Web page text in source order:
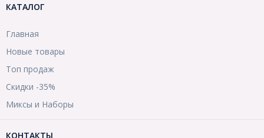
КАТАЛОГ
Главная
Новые товары
Топ продаж
Скидки -35%
Миксы и Наборы
КОНТАКТЫ